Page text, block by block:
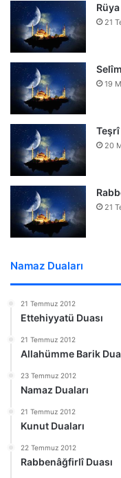
21
19
20
21
Namaz Duaları
21 Temmuz 2012
Ettehiyyatü Duası
21 Temmuz 2012
Allahümme Barik
23 Temmuz 2012
Namaz Duaları
21 Temmuz 2012
Kunut Duaları
22 Temmuz 2012
Rabbenâğfirlî Duası